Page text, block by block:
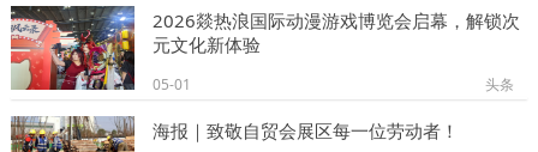
2026燚热浪国际动漫游戏博览会启幕，解锁次
元文化新体验
05-01 头条
海报｜致敬自贸会展区每一位劳动者！